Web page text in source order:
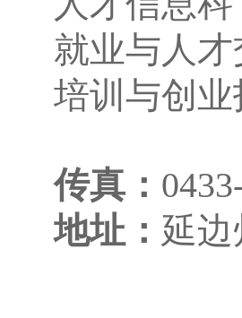
就业与人才
培训与创业
传真：
地址： 延